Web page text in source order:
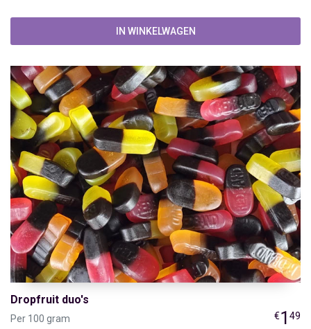
IN WINKELWAGEN
Dropfruit duo's
Per 100 gram €1 49